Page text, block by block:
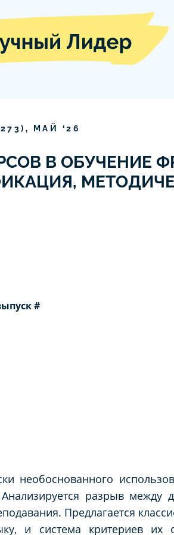
273), МАЙ ‘26
В ОБУЧЕНИЕ
#
необоснованного
разрыв между
Предлагается
и система критериев их